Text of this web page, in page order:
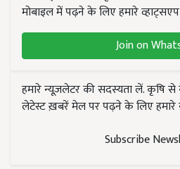
मोबाइल में पढ़ने के लिए हमारे
Join on
हमारे न्यूज़लेटर की सदस्यता लें. कृषि
लेटेस्ट ख़बरें मेल पर पढ़ने के लिए हमारे
Subscribe